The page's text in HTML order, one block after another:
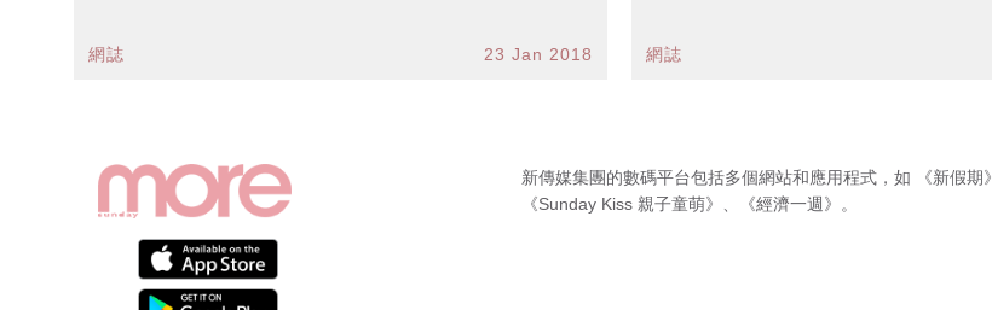
網誌 23 Jan 2018 網誌
新傳媒集團的數碼平台包括多個網站和應用程式，如 《新假期》
《Sunday Kiss 親子童萌》
《經濟一週》 。